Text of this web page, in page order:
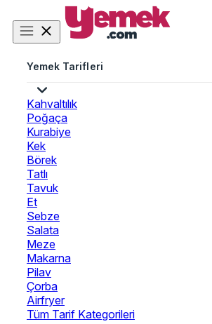
Yemek Tarifleri
Kahvaltılık
Poğaça
Kurabiye
Kek
Börek
Tatlı
Tavuk
Et
Sebze
Salata
Meze
Makarna
Pilav
Çorba
Airfryer
Tüm Tarif Kategorileri